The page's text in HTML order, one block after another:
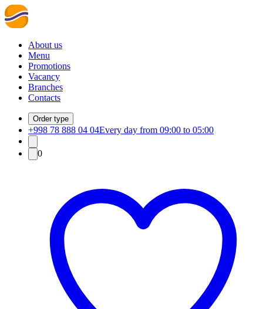
About us
Menu
Promotions
Vacancy
Branches
Contacts
Order type
+998 78 888 04 04Every day from 09:00 to 05:00
0